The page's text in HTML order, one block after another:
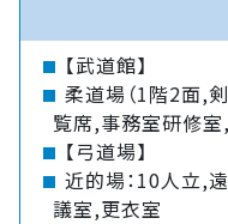
【武道館】
柔道場（1階2面,
覧席,事務室研修
【弓道場】
近的場：10人立,
議室,更衣室